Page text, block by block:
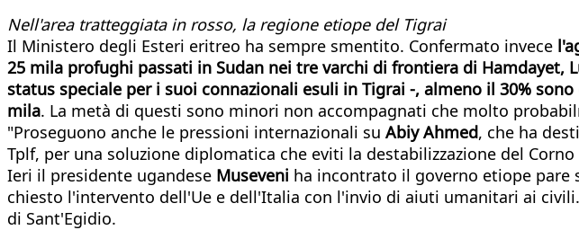
Nell'area tratteggiata in rosso, la regione etiope del Tigrai
Il Ministero degli Esteri eritreo ha sempre smentito. Confermato invece
25 mila profughi passati in Sudan nei tre varchi di frontiera di Hamdayet,
status speciale per i suoi connazionali esuli in Tigrai -, almeno il 30%
mila. La metà di questi sono minori non accompagnati che molto
"Proseguono anche le pressioni internazionali su Abiy Ahmed, che ha
Tplf, per una soluzione diplomatica che eviti la destabilizzazione del Corno
Ieri il presidente ugandese Museveni ha incontrato il governo etiope pare
chiesto l'intervento dell'Ue e dell'Italia con l'invio di aiuti umanitari ai
di Sant'Egidio.